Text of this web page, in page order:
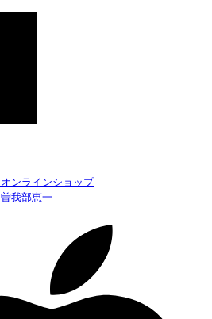
オンラインショップ
曽我部恵一